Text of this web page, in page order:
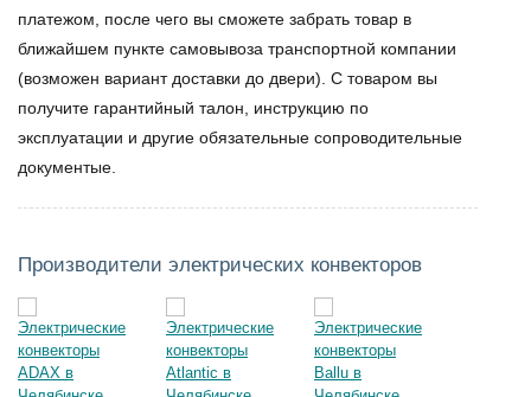
платежом, после чего вы сможете забрать товар в
ближайшем пункте самовывоза транспортной компании
(возможен вариант доставки до двери). С товаром вы
получите гарантийный талон, инструкцию по
эксплуатации и другие обязательные сопроводительные
документые.
Производители электрических конвекторов